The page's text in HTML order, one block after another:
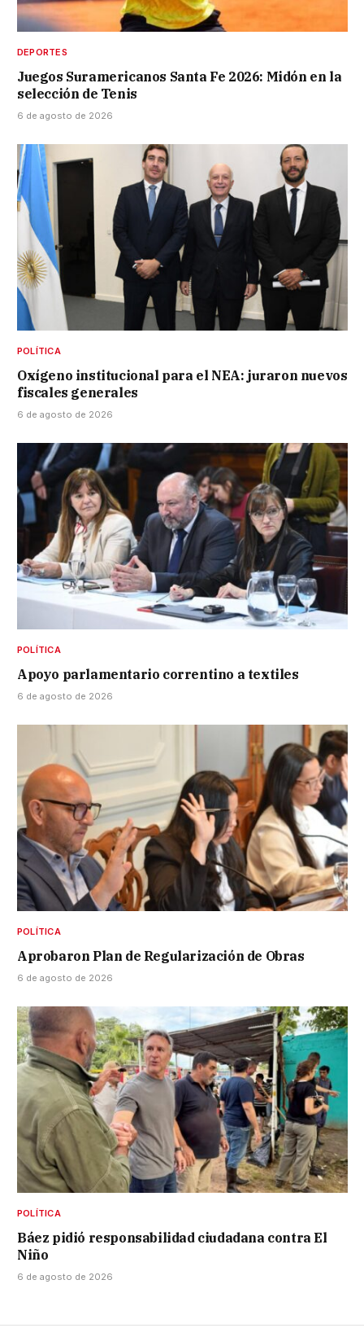
DEPORTES
Juegos Suramericanos Santa Fe 2026: Midón en la
selección de Tenis
6 de agosto de 2026
POLÍTICA
Oxígeno institucional para el NEA: juraron nuevos
fiscales generales
6 de agosto de 2026
POLÍTICA
Apoyo parlamentario correntino a textiles
6 de agosto de 2026
POLÍTICA
Aprobaron Plan de Regularización de Obras
6 de agosto de 2026
POLÍTICA
Báez pidió responsabilidad ciudadana contra El
Niño
6 de agosto de 2026